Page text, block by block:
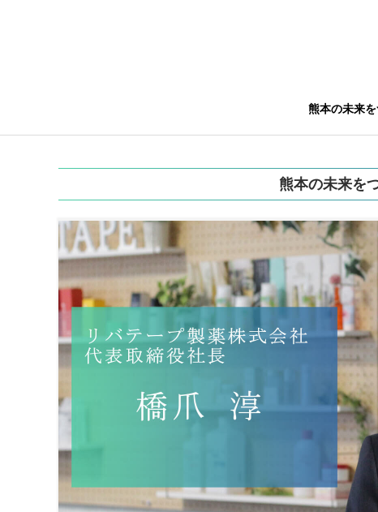
熊本の未来
熊本の未来を